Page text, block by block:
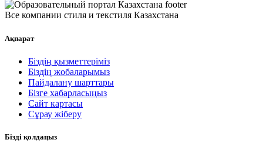
Все компании стиля и текстиля Казахстана
Ақпарат
Біздің қызметтеріміз
Біздің жобаларымыз
Пайдалану шарттары
Бізге хабарласыңыз
Сайт картасы
Сұрау жіберу
Бізді қолдаңыз